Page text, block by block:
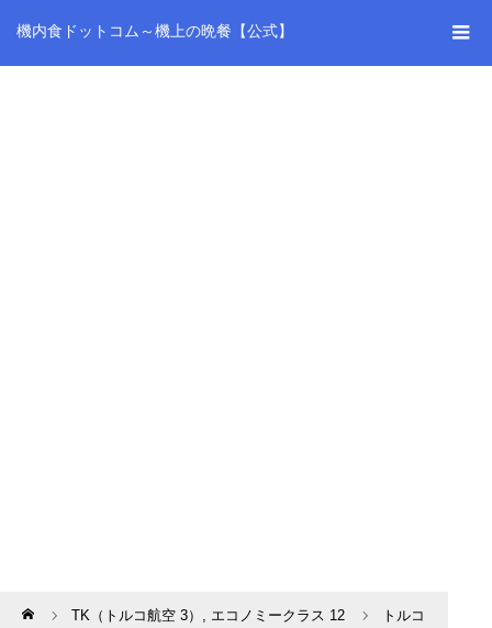
機内食ドットコム～機上の晩餐【公式】
Home TK（トルコ航空 3） , エコノミークラス 12
トルコ